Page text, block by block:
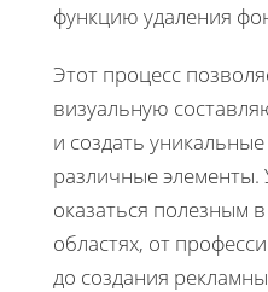
функцию удаления
Этот процесс
визуальную
и создать
различные
оказаться полезным
областях, от
до создания